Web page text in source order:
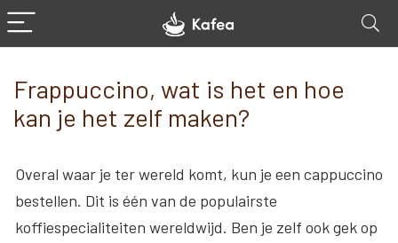
Frappuccino, wat is het en hoe
kan je het zelf maken?
Overal waar je ter wereld komt, kun je een cappuccino
bestellen. Dit is één van de populairste
koffiespecialiteiten wereldwijd. Ben je zelf ook gek op